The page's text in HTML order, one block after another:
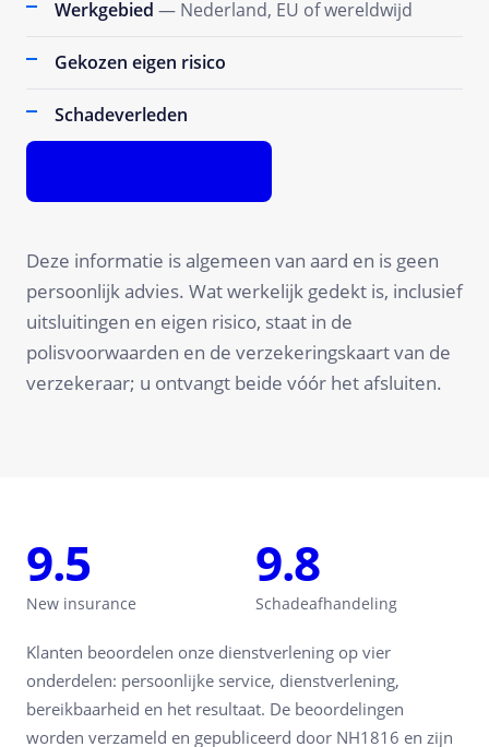
Werkgebied — Nederland, EU of wereldwijd
Gekozen eigen risico
Schadeverleden
Deze informatie is algemeen van aard en is geen
persoonlijk advies. Wat werkelijk gedekt is, inclusief
uitsluitingen en eigen risico, staat in de
polisvoorwaarden en de verzekeringskaart van de
verzekeraar; u ontvangt beide vóór het afsluiten.
9.5
New insurance
9.8
Schadeafhandeling
Klanten beoordelen onze dienstverlening op vier
onderdelen: persoonlijke service, dienstverlening,
bereikbaarheid en het resultaat. De beoordelingen
worden verzameld en gepubliceerd door NH1816 en zijn